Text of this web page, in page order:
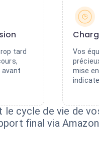
tard
avant
Vos
mise
cycle de vie de
final via Amazon